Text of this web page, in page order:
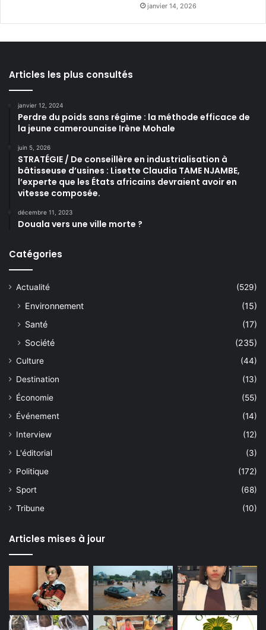
janvier 14, 2026
Articles les plus consultés
janvier 12, 2024
Perdre du poids sans régime : la méthode efficace de
la jeune camerounaise Irène Mohale
juin 5, 2026
STRATÉGIE / De conseillère en industrialisation à
bâtisseuse d’usines : Lisette Claudia TAME NJAMBE,
l’experte que les États africains devraient avoir en
vitesse composée.
décembre 11, 2023
Douala vers une ville morte ?
Catégories
Actualité (529)
Environnement
(15)
Santé
(17)
Société
(235)
Culture
(44)
Destination
(13)
Économie
(55)
Événement
(14)
Interview
(12)
L'éditorial
(3)
Politique
(172)
Sport
(68)
Tribune
(10)
Articles mises à jour